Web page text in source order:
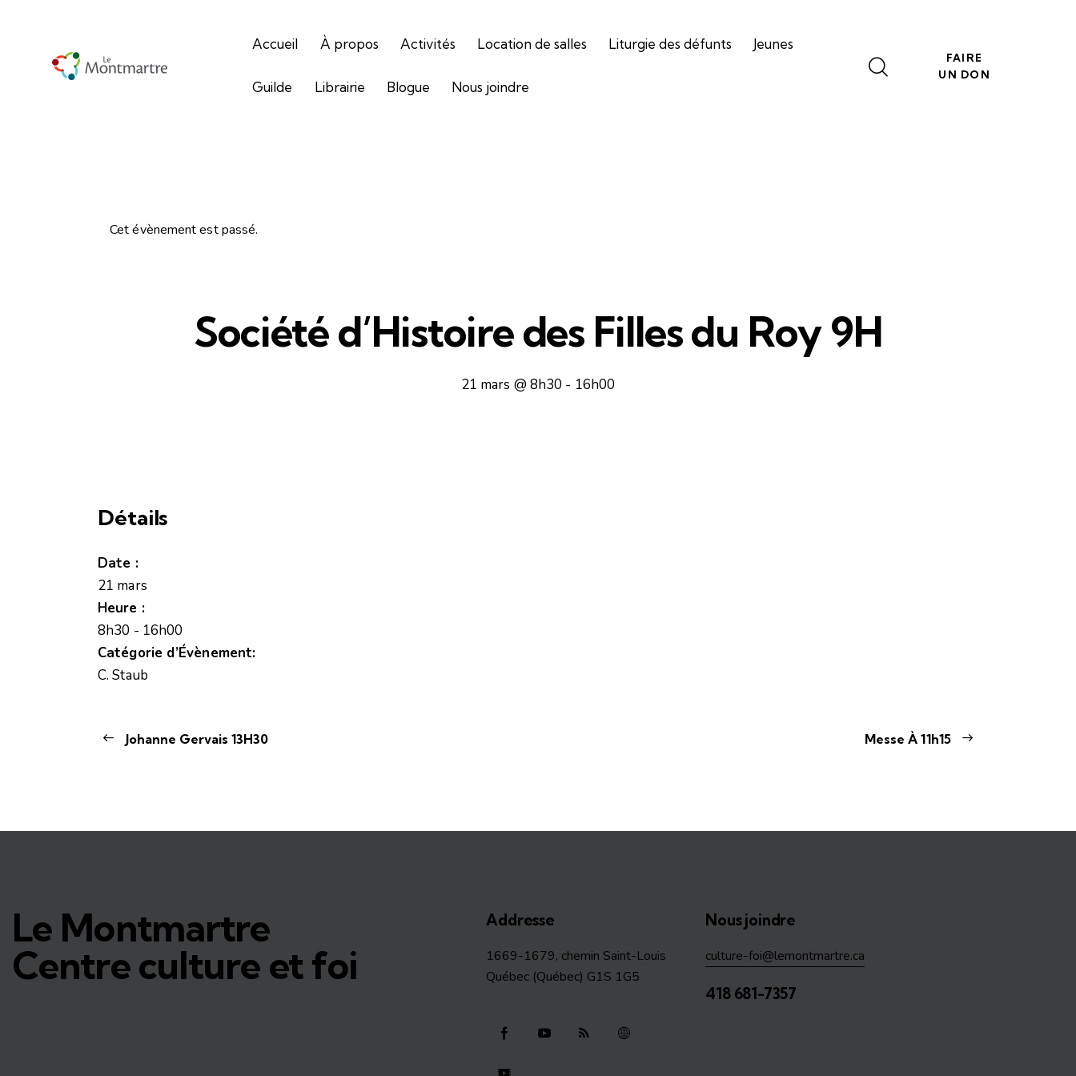
Accueil À propos Activités Location de salles Liturgie des défunts Jeunes
Guilde Librairie Blogue Nous joindre
FAIRE
UN DON
Cet évènement est passé.
Société d’Histoire des Filles du Roy 9H
21 mars @ 8h30 - 16h00
Détails
Date :
21 mars
Heure :
8h30 - 16h00
Catégorie d’Évènement:
C. Staub
Johanne Gervais 13H30 Messe À 11h15
Le Montmartre
Centre culture et foi
Addresse
1669-1679, chemin Saint-Louis
Québec (Québec) G1S 1G5
Nous joindre
culture-foi@lemontmartre.ca
418 681-7357